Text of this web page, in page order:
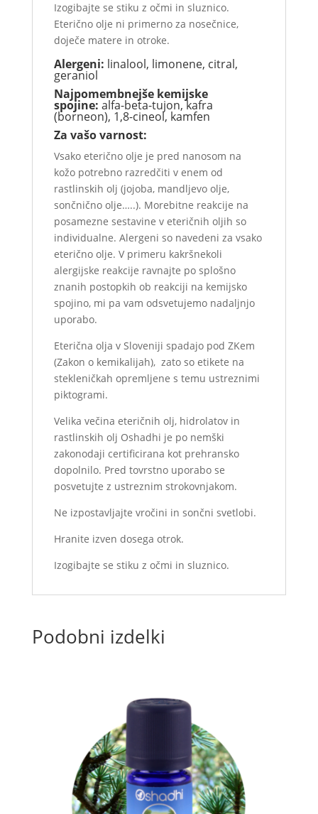
Izogibajte se stiku z očmi in sluznico.
Eterično olje ni primerno za nosečnice,
doječe matere in otroke.
Alergeni: linalool, limonene, citral,
geraniol
Najpomembnejše kemijske
spojine: alfa-beta-tujon, kafra
(borneon), 1,8-cineol, kamfen
Za vašo varnost:
Vsako eterično olje je pred nanosom na
kožo potrebno razredčiti v enem od
rastlinskih olj (jojoba, mandljevo olje,
sončnično olje…..). Morebitne reakcije na
posamezne sestavine v eteričnih oljih so
individualne. Alergeni so navedeni za vsako
eterično olje. V primeru kakršnekoli
alergijske reakcije ravnajte po splošno
znanih postopkih ob reakciji na kemijsko
spojino, mi pa vam odsvetujemo nadaljnjo
uporabo.
Eterična olja v Sloveniji spadajo pod ZKem
(Zakon o kemikalijah), zato so etikete na
stekleničkah opremljene s temu ustreznimi
piktogrami.
Velika večina eteričnih olj, hidrolatov in
rastlinskih olj Oshadhi je po nemški
zakonodaji certificirana kot prehransko
dopolnilo. Pred tovrstno uporabo se
posvetujte z ustreznim strokovnjakom.
Ne izpostavljajte vročini in sončni svetlobi.
Hranite izven dosega otrok.
Izogibajte se stiku z očmi in sluznico.
Podobni izdelki